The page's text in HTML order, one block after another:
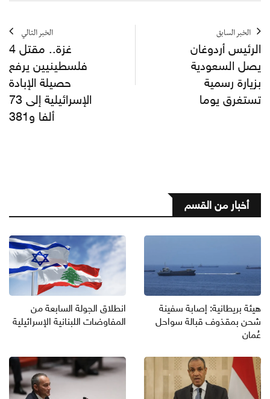
الخبر السابق
الرئيس أردوغان
يصل السعودية
بزيارة رسمية
تستغرق يوما
الخبر التالي
غزة.. مقتل 4
فلسطينيين يرفع
حصيلة الإبادة
الإسرائيلية إلى 73
ألفا و381
أخبار من القسم
هيئة بريطانية: إصابة سفينة
شحن بمقذوف قبالة سواحل
عُمان
انطلاق الجولة السابعة من
المفاوضات اللبنانية الإسرائيلية